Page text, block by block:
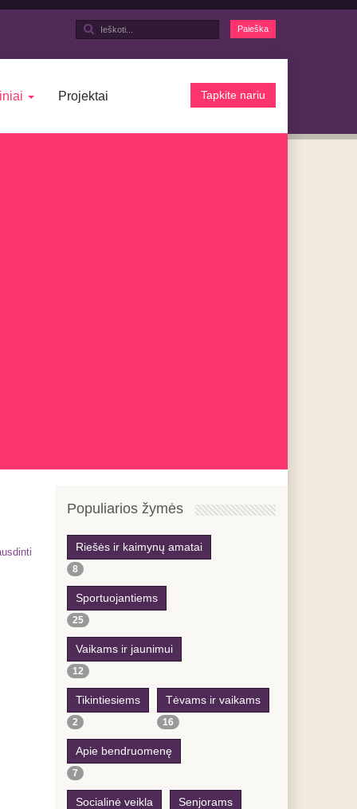
Ieškoti... Paieška
Projektai Tapkite nariu
Populiarios žymės
Riešės ir kaimynų amatai
8
Sportuojantiems
25
Vaikams ir jaunimui
12
Tikintiesiems
2
Tėvams ir vaikams
16
Apie bendruomenę
7
Socialinė veikla Senjorams
YearMonth
YearMonth